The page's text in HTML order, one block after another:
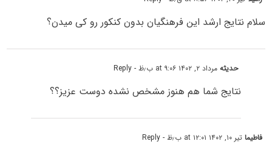
سلام نتایج ارشد این فرهنگیان بدون کنکور رو کی میدن؟
حدیثهمرداد ۲, ۱۴۰۲ at ۹:۰۶ ب٫ظ - Reply
نتایج شما هم هنوز مشخص نشده دوست عزیز؟؟
فاطیماتیر ۱۰, ۱۴۰۲ at ۱۲:۰۱ ب٫ظ - Reply